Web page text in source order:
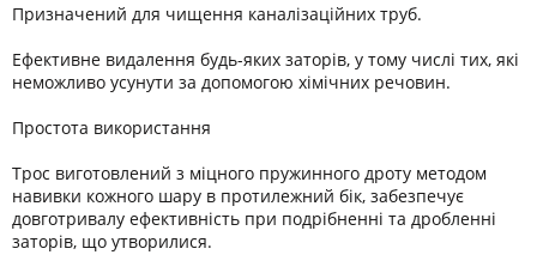
Призначений для чищення каналізаційних труб.
Ефективне видалення будь-яких заторів, у тому числі тих, які
неможливо усунути за допомогою хімічних речовин.
Простота використання
Трос виготовлений з міцного пружинного дроту методом
навивки кожного шару в протилежний бік, забезпечує
довготривалу ефективність при подрібненні та дробленні
заторів, що утворилися.